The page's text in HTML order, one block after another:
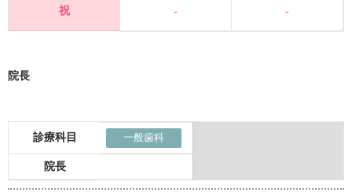
祝 - -
院長
診療科目 一般歯科
院長